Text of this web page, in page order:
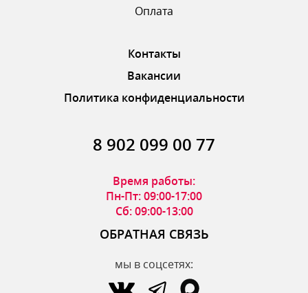
Оплата
Контакты
Вакансии
Политика конфиденциальности
8 902 099 00 77
Время работы:
Пн-Пт: 09:00-17:00
Сб: 09:00-13:00
ОБРАТНАЯ СВЯЗЬ
мы в соцсетях: